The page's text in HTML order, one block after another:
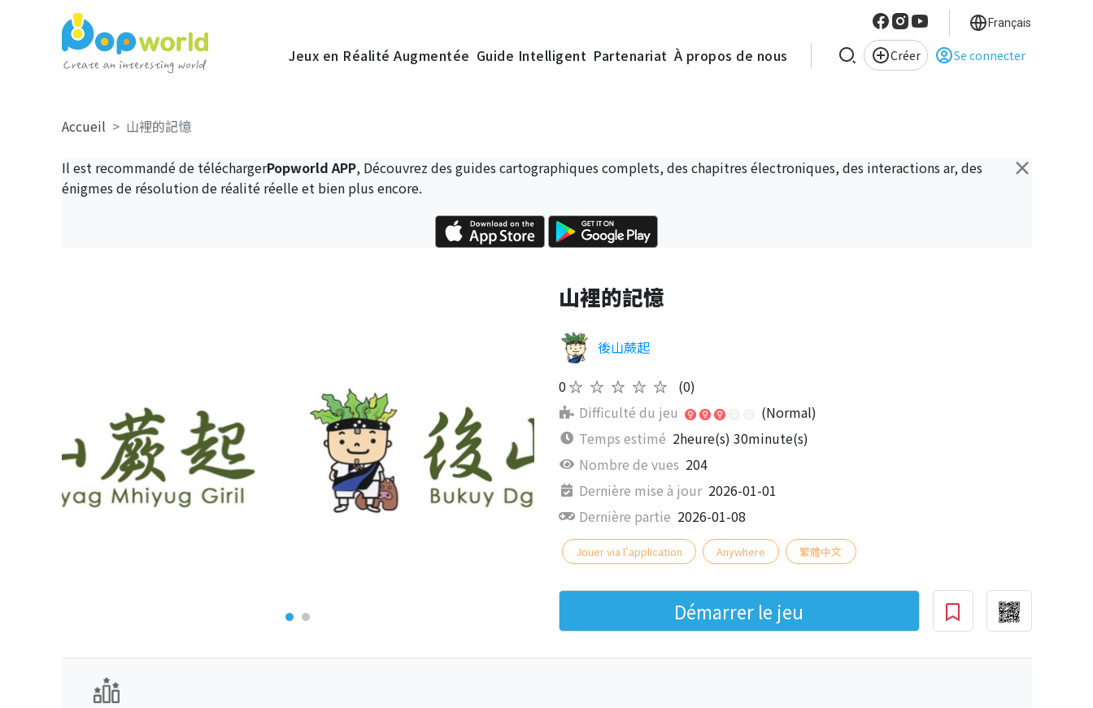
Jeux en Réalité Augmentée Guide Intelligent Partenariat À propos de nous Créer Se connecter
Français
Accueil 山裡的記憶
×
Il est recommandé de téléchargerPopworld APP, Découvrez des guides cartographiques complets, des chapitres électroniques, des interactions ar, des
énigmes de résolution de réalité réelle et bien plus encore.
山裡的記憶
後山蕨起
0★★★★★
(0)
Difficulté du jeu
(Normal)
Temps estimé 2heure(s) 30minute(s)
Nombre de vues 204
Dernière mise à jour 2026-01-01
Dernière partie 2026-01-08
Jouer via l'application Anywhere 繁體中文
Démarrer le jeu